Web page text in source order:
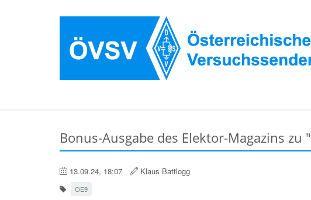
Bonus-Ausgabe des Elektor-Magazins
13.09.24, 18:07 Klaus Battlogg
OE9